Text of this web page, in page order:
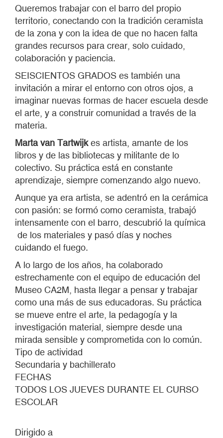
Queremos trabajar con el barro del propio
territorio, conectando con la tradición ceramista
de la zona y con la idea de que no hacen falta
grandes recursos para crear, solo cuidado,
colaboración y paciencia.
SEISCIENTOS GRADOS es también una
invitación a mirar el entorno con otros ojos, a
imaginar nuevas formas de hacer escuela desde
el arte, y a construir comunidad a través de la
materia.
Marta van Tartwijkes artista, amante de los
libros y de las bibliotecas y militante de lo
colectivo. Su práctica está en constante
aprendizaje, siempre comenzando algo nuevo.
Aunque ya era artista, se adentró en la cerámica
con pasión: se formó como ceramista, trabajó
intensamente con el barro, descubrió la química
de los materiales y pasó días y noches
cuidando el fuego.
A lo largo de los años, ha colaborado
estrechamente con el equipo de educación del
Museo CA2M, hasta llegar a pensar y trabajar
como una más de sus educadoras. Su práctica
se mueve entre el arte, la pedagogía y la
investigación material, siempre desde una
mirada sensible y comprometida con lo común.
Tipo de actividad
Secundaria y bachillerato
FECHAS
TODOS LOS JUEVES DURANTE EL CURSO
ESCOLAR
Dirigido a